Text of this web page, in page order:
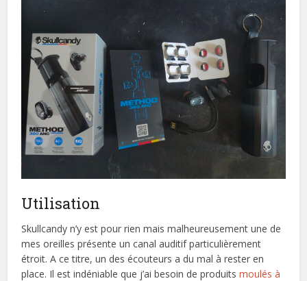
Utilisation
Skullcandy n’y est pour rien mais malheureusement une de
mes oreilles présente un canal auditif particulièrement
étroit. A ce titre, un des écouteurs a du mal à rester en
place. Il est indéniable que j’ai besoin de produitsmoulés à